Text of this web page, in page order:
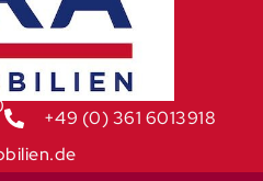
+49 (0) 361 6013918